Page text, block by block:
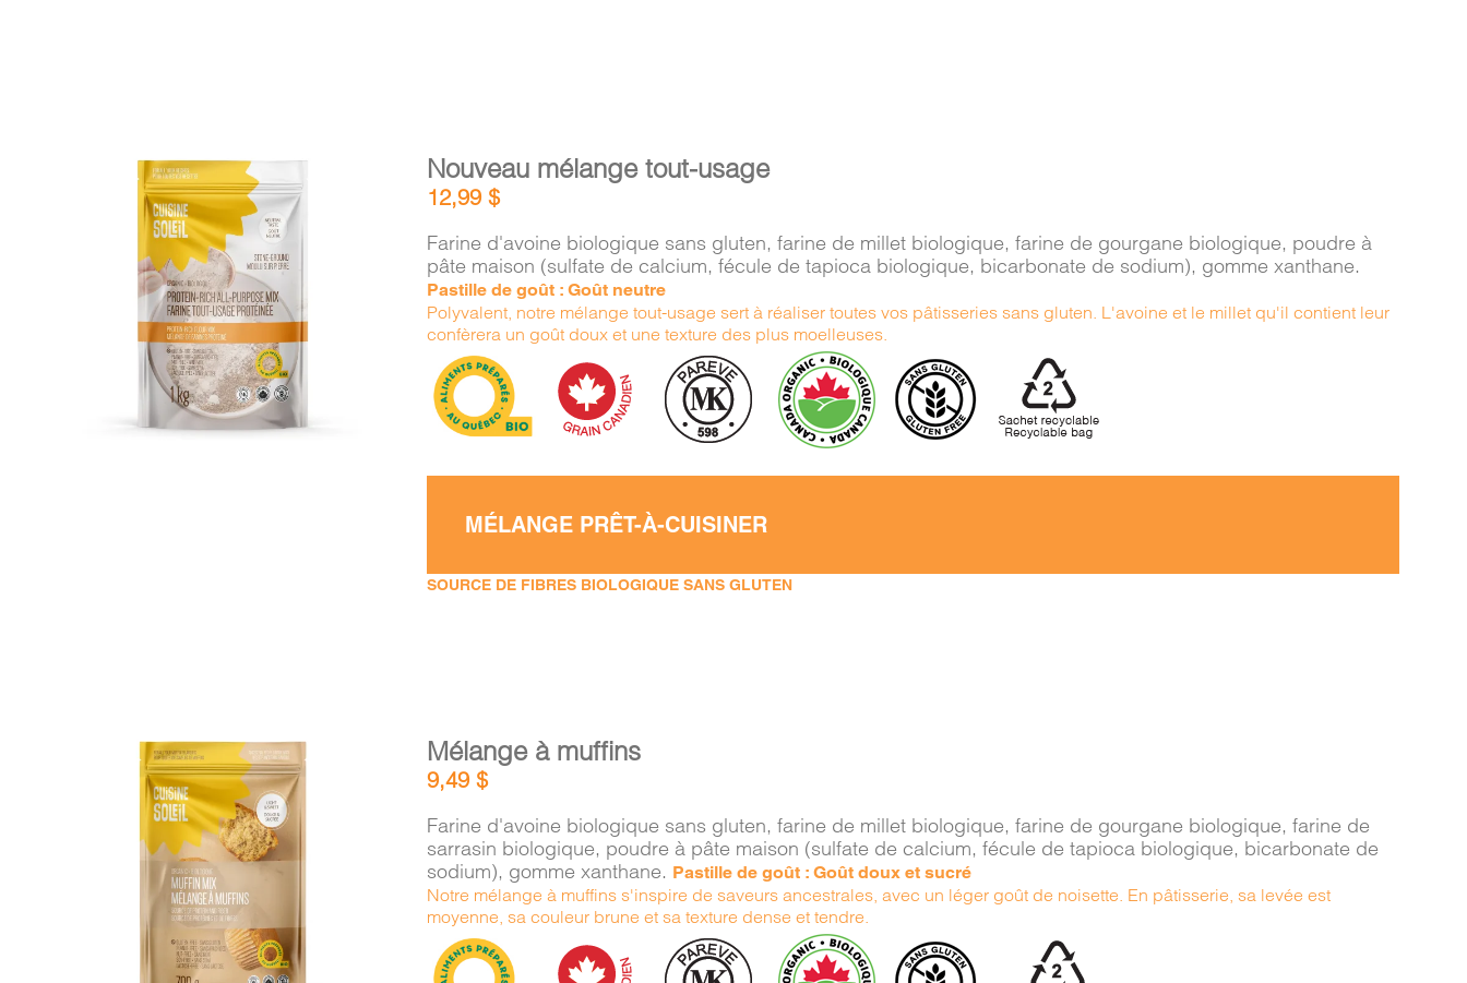
AJOUTER AU PANIER
DÉTAILS
Nouveau mélange tout-usage
12,99$
Farine d'avoine biologique sans gluten, farine de millet biologique, farine de gourgane biologique, poudre à
pâte maison (sulfate de calcium, fécule de tapioca biologique, bicarbonate de sodium), gomme xanthane.
Pastille de goût : Goût neutre
Polyvalent, notre mélange tout-usage sert à réaliser toutes vos pâtisseries sans gluten. L'avoine et le millet qu'il contient leur
confèrera un goût doux et une texture des plus moelleuses.
MÉLANGE PRÊT-À-CUISINER
SOURCE DE FIBRES BIOLOGIQUE SANS GLUTEN
AJOUTER AU PANIER
DÉTAILS
Mélange à muffins
9,49$
Farine d'avoine biologique sans gluten, farine de millet biologique, farine de gourgane biologique, farine de
sarrasin biologique, poudre à pâte maison (sulfate de calcium, fécule de tapioca biologique, bicarbonate de
sodium), gomme xanthane. Pastille de goût : Goût doux et sucré
Notre mélange à muffins s'inspire de saveurs ancestrales, avec un léger goût de noisette. En pâtisserie, sa levée est
moyenne, sa couleur brune et sa texture dense et tendre.